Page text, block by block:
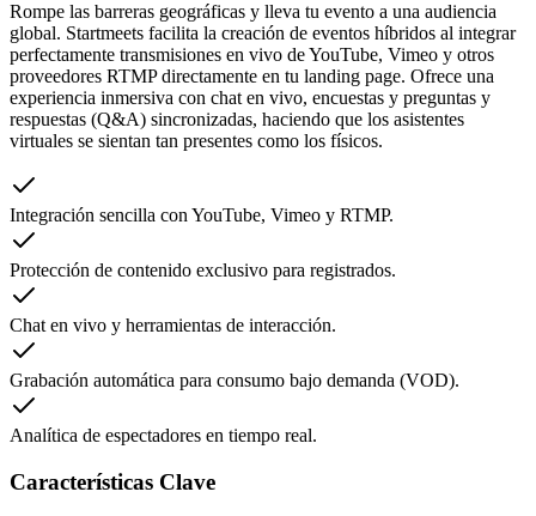
Rompe las barreras geográficas y lleva tu evento a una audiencia
global. Startmeets facilita la creación de eventos híbridos al integrar
perfectamente transmisiones en vivo de YouTube, Vimeo y otros
proveedores RTMP directamente en tu landing page. Ofrece una
experiencia inmersiva con chat en vivo, encuestas y preguntas y
respuestas (Q&A) sincronizadas, haciendo que los asistentes
virtuales se sientan tan presentes como los físicos.
Integración sencilla con YouTube, Vimeo y RTMP.
Protección de contenido exclusivo para registrados.
Chat en vivo y herramientas de interacción.
Grabación automática para consumo bajo demanda (VOD).
Analítica de espectadores en tiempo real.
Características Clave